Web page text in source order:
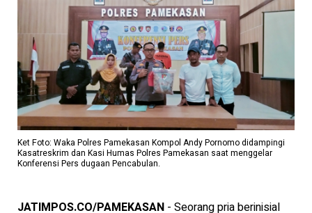
Ket Foto: Waka Polres Pamekasan Kompol Andy Pornomo didampingi
Kasatreskrim dan Kasi Humas Polres Pamekasan saat menggelar
Konferensi Pers dugaan Pencabulan.
JATIMPOS.CO/PAMEKASAN - Seorang pria berinisial